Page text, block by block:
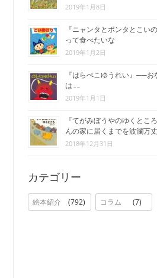
2019年1月8日
『ニャンタとポンタとこい
って食べたいな
2019年1月2日
『はらぺこゆうれい』──
は……
2019年1月1日
『てがみぼうやのゆくとこ
んの家に届くまでを波瀾万
2018年12月31日
カテゴリー
絵本紹介 792 コラム 7